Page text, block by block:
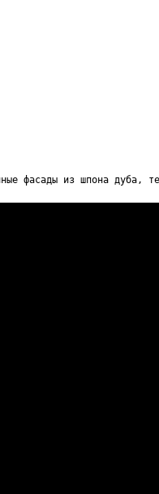
фасады из шпона дуба,